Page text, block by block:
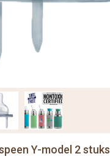
Y-model 2 stuks